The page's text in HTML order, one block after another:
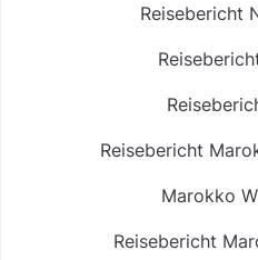
Reisebericht
Reisebericht
Marokko
Reisebericht